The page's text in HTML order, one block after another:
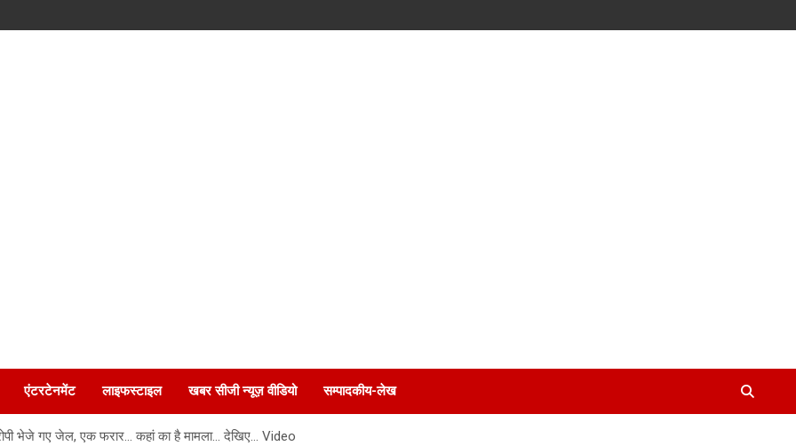
एंटरटेनमेंट लाइफस्टाइल खबर सीजी न्यूज़ वीडियो सम्पादकीय-लेख
भेजे गए जेल, एक फरार… कहां का है मामला… देखिए… Video